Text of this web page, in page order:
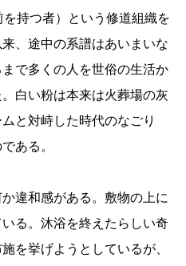
持つ者）という修道組織を
、途中の系譜はあいまいな
で多くの人を世俗の生活か
白い粉は本来は火葬場の灰
と対峙した時代のなごり
ある。
違和感がある。敷物の上に
る。沐浴を終えたらしい奇
を挙げようとしているが、